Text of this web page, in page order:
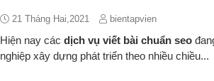
21 Tháng Hai,2021 bientapvien
Hiện nay các dịch vụ viết bài chuẩn seo
nghiệp xây dựng phát triển theo nhiều chiều...